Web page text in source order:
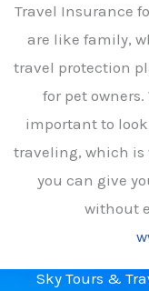
Travel Insurance
are like family,
travel protection
for pet
important to look
traveling, which is
you can give
without
Sky Tours &